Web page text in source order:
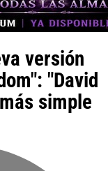
versión
"David
simple